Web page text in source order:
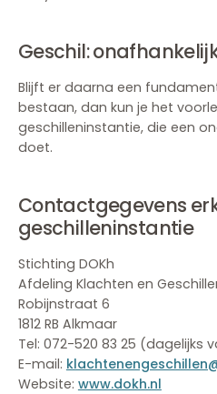
Geschil:
Blijft er daarna een
bestaan, dan kun je het
geschilleninstantie, die een
doet.
Contactgegevens
geschilleninstantie
Stichting DOKh
Afdeling Klachten en
Robijnstraat 6
1812 RB Alkmaar
Tel: 072-520 83 25 (dagelijks
E-mail:
Website: www.dokh.nl